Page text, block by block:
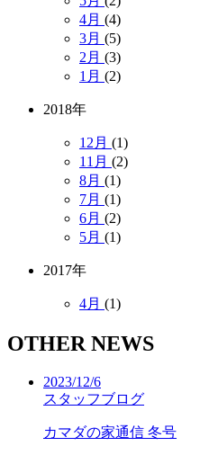
4月 (4)
3月 (5)
2月 (3)
1月 (2)
2018年
12月 (1)
11月 (2)
8月 (1)
7月 (1)
6月 (2)
5月 (1)
2017年
4月 (1)
OTHER NEWS
2023/12/6
スタッフブログ
カマダの家通信 冬号